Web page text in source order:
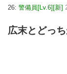
26: 警備員[Lv.6][新]
広末とどっ